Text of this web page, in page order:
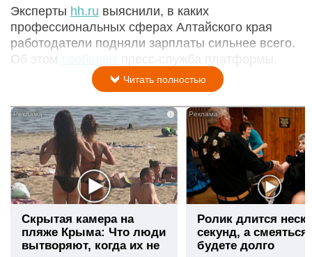
Эксперты hh.ru выяснили, в каких
профессиональных сферах Алтайского края
работодатели подняли зарплаты сильнее всего.
Об этом
сообщает пресс-служба платформы.
Читать полностью
i
Скрытая камера на
пляже Крыма: Что люди
вытворяют, когда их не
Ролик длится
секунд, а
будете долго